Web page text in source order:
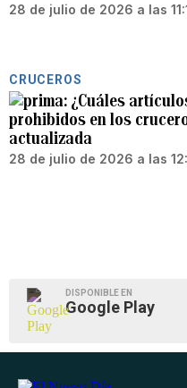
28 de julio de 2026 a las
CRUCEROS
¿Cuáles
prohibidos en los
actualizada
28 de julio de 2026 a las
DISPONIBLE EN
Google Play